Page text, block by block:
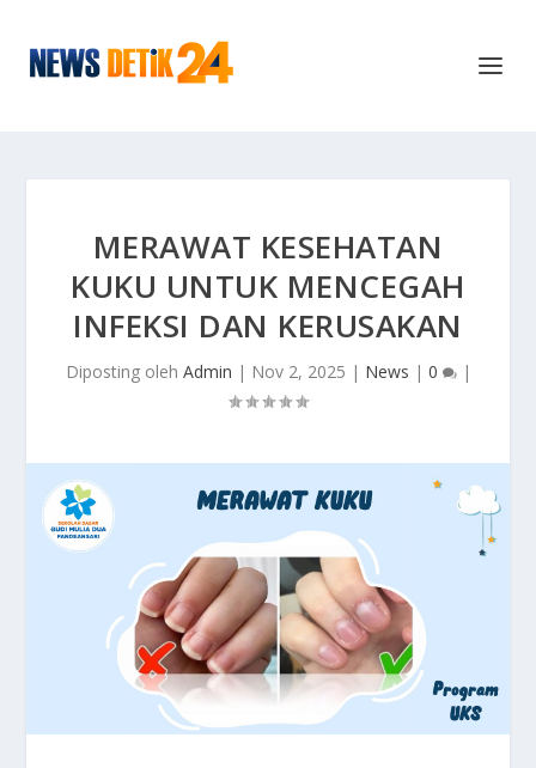
MERAWAT KESEHATAN
KUKU UNTUK MENCEGAH
INFEKSI DAN KERUSAKAN
Diposting oleh Admin | Nov 2, 2025 | News | 0 |